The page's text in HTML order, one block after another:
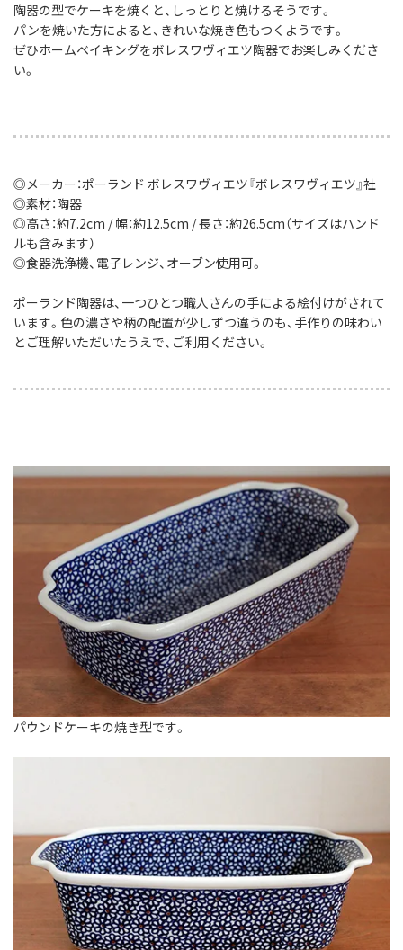
陶器の型でケーキを焼くと、しっとりと焼けるそうです。
パンを焼いた方によると、きれいな焼き色もつくようです。
ぜひホームベイキングをボレスワヴィエツ陶器でお楽しみくださ
い。
◎メーカー：ポーランド ボレスワヴィエツ『ボレスワヴィエツ』社
◎素材：陶器
◎高さ：約7.2cm / 幅：約12.5cm / 長さ：約26.5cm（サイズはハンド
ルも含みます）
◎食器洗浄機、電子レンジ、オーブン使用可。
ポーランド陶器は、一つひとつ職人さんの手による絵付けがされて
います。色の濃さや柄の配置が少しずつ違うのも、手作りの味わい
とご理解いただいたうえで、ご利用ください。
パウンドケーキの焼き型です。